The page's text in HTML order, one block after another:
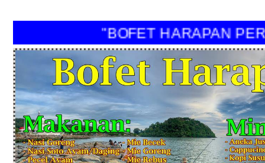
"BOFET HARAPAN PERI"